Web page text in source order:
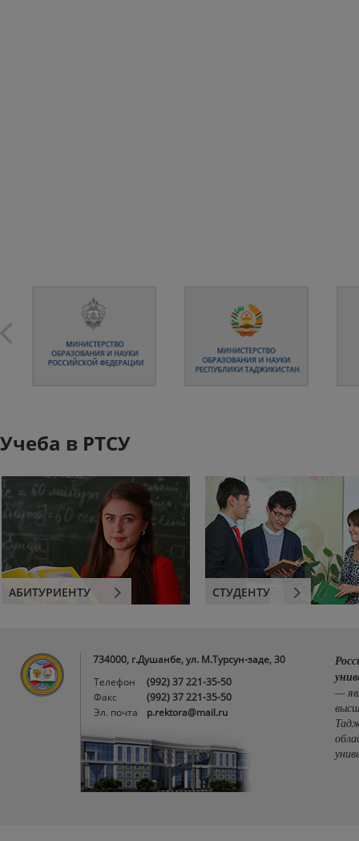
Учеба в РТСУ
АБИТУРИЕНТУ СТУДЕНТУ
734000, г.Душанбе, ул. М.Турсун-заде, 30
Телефон
(992) 37 221-35-50
Факс
(992) 37 221-35-50
Эл. почта
p.rektora@mail.ru
—